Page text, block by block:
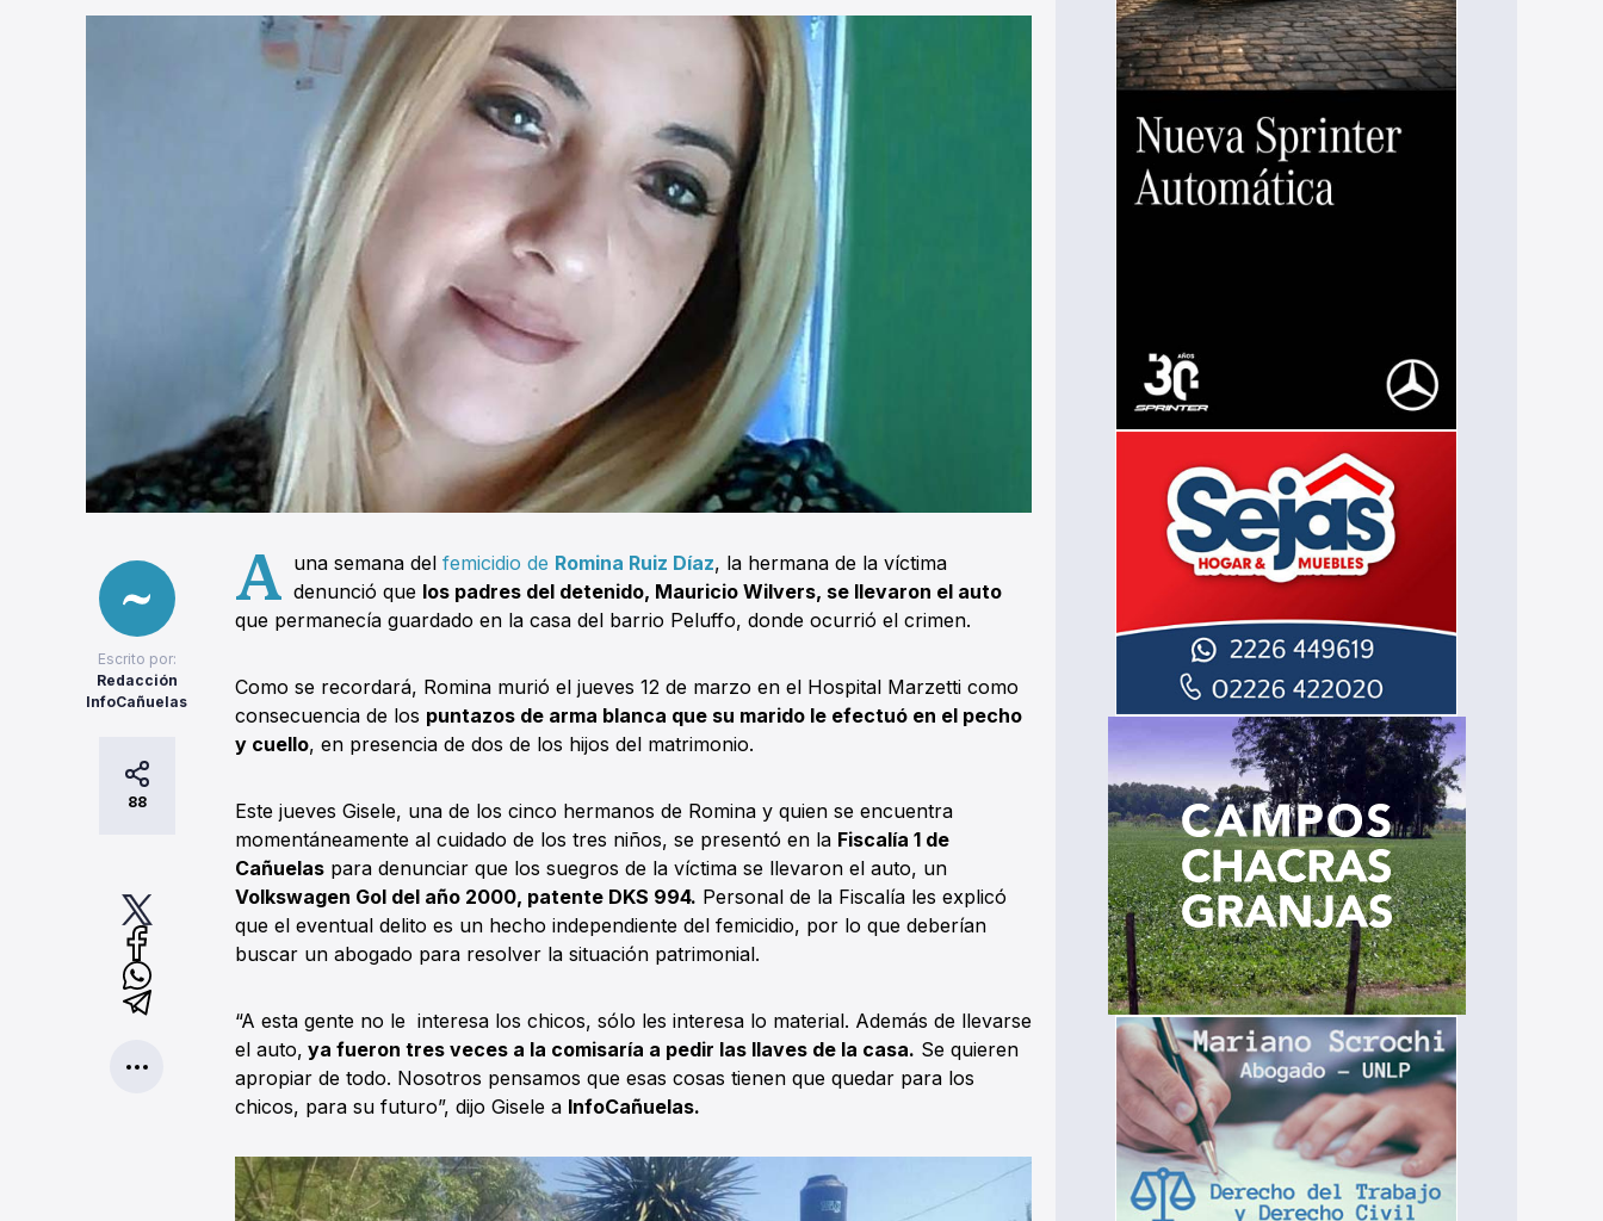
Escrito por:
Redacción
InfoCañuelas
88
A una semana delfemicidio de Romina Ruiz Díaz, la hermana de la víctima
denunció que los padres del detenido, Mauricio Wilvers, se llevaron el auto
que permanecía guardado en la casa del barrio Peluffo, donde ocurrió el crimen.
Como se recordará, Romina murió el jueves 12 de marzo en el Hospital Marzetti como
consecuencia de los puntazos de arma blanca que su marido le efectuó en el pecho
y cuello, en presencia de dos de los hijos del matrimonio.
Este jueves Gisele, una de los cinco hermanos de Romina y quien se encuentra
momentáneamente al cuidado de los tres niños, se presentó en la Fiscalía 1 de
Cañuelas para denunciar que los suegros de la víctima se llevaron el auto, un
Volkswagen Gol del año 2000, patente DKS 994. Personal de la Fiscalía les explicó
que el eventual delito es un hecho independiente del femicidio, por lo que deberían
buscar un abogado para resolver la situación patrimonial.
“A esta gente no le interesa los chicos, sólo les interesa lo material. Además de llevarse
el auto, ya fueron tres veces a la comisaría a pedir las llaves de la casa. Se quieren
apropiar de todo. Nosotros pensamos que esas cosas tienen que quedar para los
chicos, para su futuro”, dijo Gisele a InfoCañuelas.